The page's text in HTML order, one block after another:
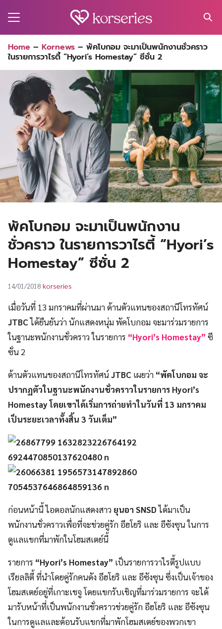
for:
Home – Kornews – พัคโบกอม จะมาเป็นพนักงานชั่วคราว
ในรายการวาไรตี้ “Hyori’s Homestay” ซีซั่น 2
พัคโบกอม จะมาเป็นพนักงาน
ชั่วคราว ในรายการวาไรตี้ “Hyori’s
Homestay” ซีซั่น 2
14/01/2018 korseries
เมื่อวันที่ 13 มกราคมที่ผ่านมา ด้านตัวแทนของสถานีโทรทัศน์
JTBCได้ยืนยันว่า นักแสดงหนุ่ม พัคโบกอม จะมาร่วมรายการ
ในฐานะพนักงานชั่วคราว ในรายการ “Hyori’s Homestay” ซี
ซั่น 2
ด้านตัวแทนของสถานีโทรทัศน์JTBC เผยว่า “พัคโบกอม จะ
ปรากฏตัวในฐานะพนักงานชั่วคราวในรายการ Hyori’s
Homestay โดยเขาได้เริ่มการถ่ายทำในวันที่ 13 มกราคม
เป็นระยะเวลาทั้งสิ้น 3 วันเต็ม”
ก่อนหน้านี้ ไอดอลนักแสดงสาว ยุนอา SNSDได้มาเป็น
พนักงานชั่วคราวเพื่อที่จะช่วยคู่รัก อีฮโยริ และ อีซังซุน ในการ
ดูแลแขกที่มาพักในโฮมสเตย์นี้
รายการ “Hyori’s Homestay” เป็นรายการวาไรตี้รูปแบบ
เรียลลิตี้ ที่นำโดยคู่รักคนดัง อีฮโยริ และ อีซังซุน ซึ่งเป็นเจ้าของ
โฮมสเตย์อยู่ที่เกาะเชจู โดยแขกรับเชิญที่มาร่วมรายการ จะได้
มารับหน้าที่เป็นพนักงานชั่วคราวช่วยคู่รัก อีฮโยริ และ อีซังซุน
ในการดูแลและต้อนรับแขกที่มาพักโฮมสเตย์ของพวกเขา